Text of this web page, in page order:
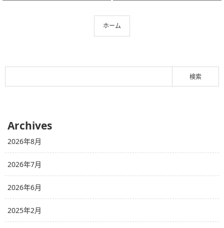
ホーム
Archives
2026年8月
2026年7月
2026年6月
2025年2月